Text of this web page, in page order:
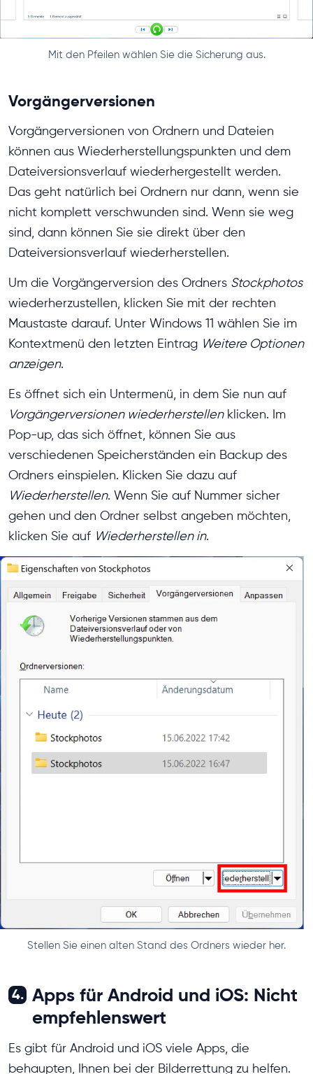
Mit den Pfeilen wählen Sie die Sicherung aus.
Vorgängerversionen
Vorgängerversionen von Ordnern und Dateien
können aus Wiederherstellungspunkten und dem
Dateiversionsverlauf wiederhergestellt werden.
Das geht natürlich bei Ordnern nur dann, wenn sie
nicht komplett verschwunden sind. Wenn sie weg
sind, dann können Sie sie direkt über den
Dateiversionsverlauf wiederherstellen.
Um die Vorgängerversion des Ordners Stockphotos
wiederherzustellen, klicken Sie mit der rechten
Maustaste darauf. Unter Windows 11 wählen Sie im
Kontextmenü den letzten Eintrag Weitere Optionen
anzeigen.
Es öffnet sich ein Untermenü, in dem Sie nun auf
Vorgängerversionen wiederherstellenklicken. Im
Pop-up, das sich öffnet, können Sie aus
verschiedenen Speicherständen ein Backup des
Ordners einspielen. Klicken Sie dazu auf
Wiederherstellen. Wenn Sie auf Nummer sicher
gehen und den Ordner selbst angeben möchten,
klicken Sie auf Wiederherstellen in.
Stellen Sie einen alten Stand des Ordners wieder her.
4. Apps für Android und iOS: Nicht
empfehlenswert
Es gibt für Android und iOS viele Apps, die
behaupten, Ihnen bei der Bilderrettung zu helfen.